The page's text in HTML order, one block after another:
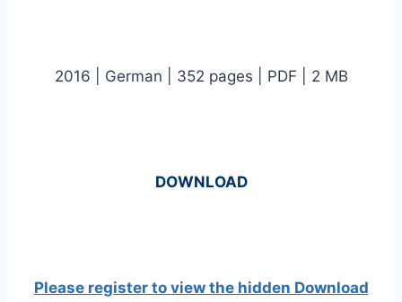
2016 | German | 352 pages | PDF | 2 MB
DOWNLOAD
Please register to view the hidden Download